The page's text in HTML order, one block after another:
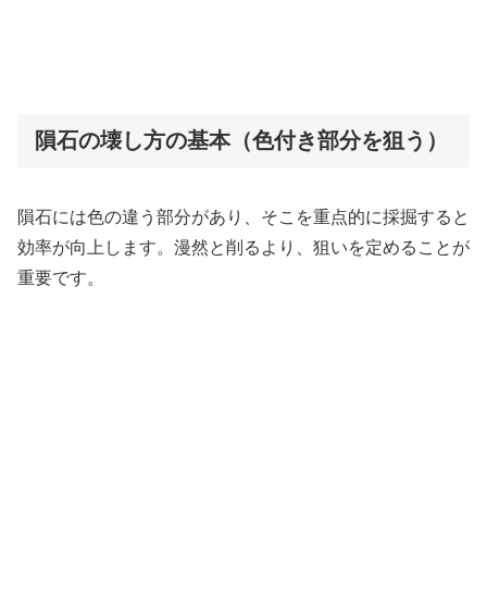
隕石の壊し方の基本（色付き部分を狙う）
隕石には色の違う部分があり、そこを重点的に採掘すると
効率が向上します。漫然と削るより、狙いを定めることが
重要です。